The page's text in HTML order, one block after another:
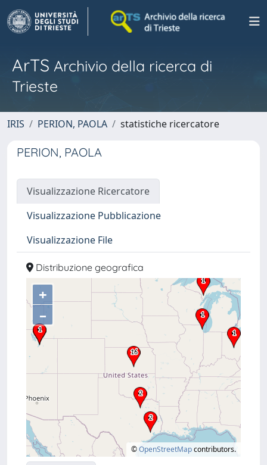
ArTS Archivio della ricerca di
Trieste
IRIS PERION, PAOLA statistiche ricercatore
PERION, PAOLA
Visualizzazione Ricercatore
Visualizzazione Pubblicazione
Visualizzazione File
Distribuzione geografica
+
–
©OpenStreetMapcontributors.